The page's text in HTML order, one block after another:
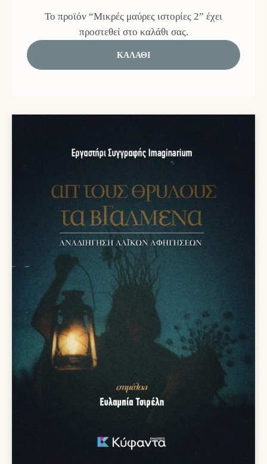
Το προϊόν “Μικρές μαύρες ιστορίες 2” έχει
προστεθεί στο καλάθι σας.
ΚΑΛΆΘΙ